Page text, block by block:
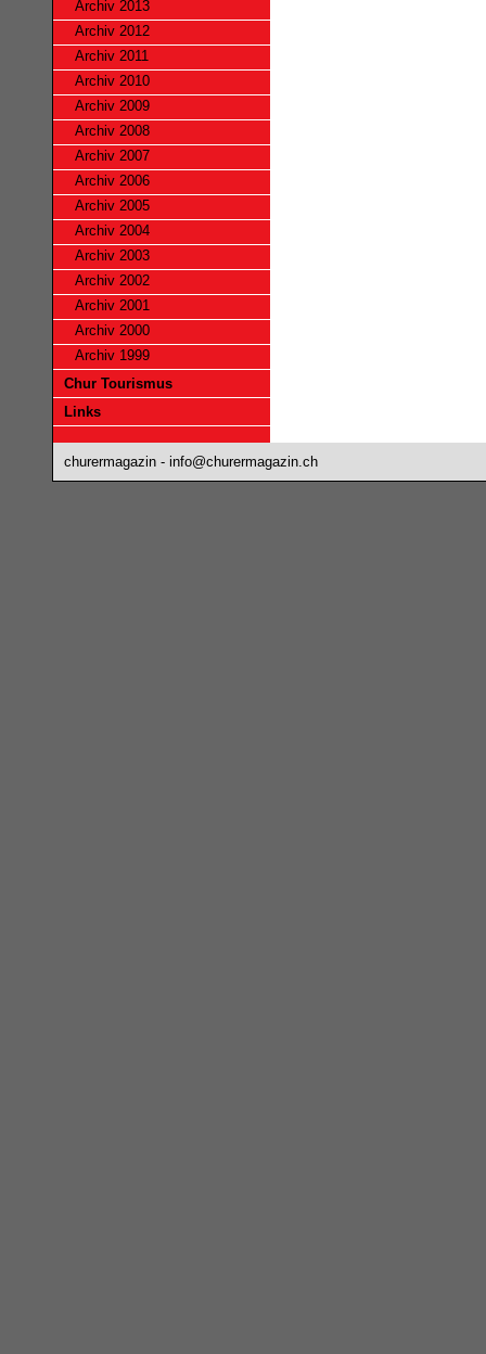
Archiv 2013
Archiv 2012
Archiv 2011
Archiv 2010
Archiv 2009
Archiv 2008
Archiv 2007
Archiv 2006
Archiv 2005
Archiv 2004
Archiv 2003
Archiv 2002
Archiv 2001
Archiv 2000
Archiv 1999
Chur Tourismus
Links
churermagazin - info@churermagazin.ch